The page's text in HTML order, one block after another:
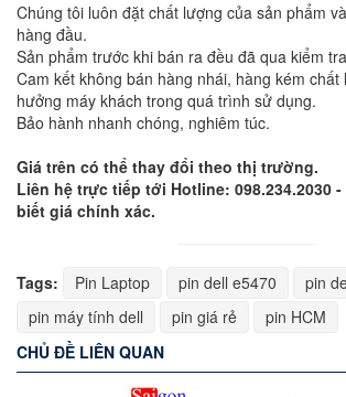
Chúng tôi luôn đặt chất lượng của sản phẩm
hàng đầu.
Sản phẩm trước khi bán ra đều đã qua kiểm
Cam kết không bán hàng nhái, hàng kém chất
hưởng máy khách trong quá trình sử dụng.
Bảo hành nhanh chóng, nghiêm túc.
Giá trên có thể thay đổi theo thị trường.
Liên hệ trực tiếp tới Hotline: 098.234.2030 -
biết giá chính xác.
Tags: Pin Laptop pin dell e5470
pin
pin máy tính dell
pin giá rẻ
pin HCM
CHỦ ĐỀ LIÊN QUAN